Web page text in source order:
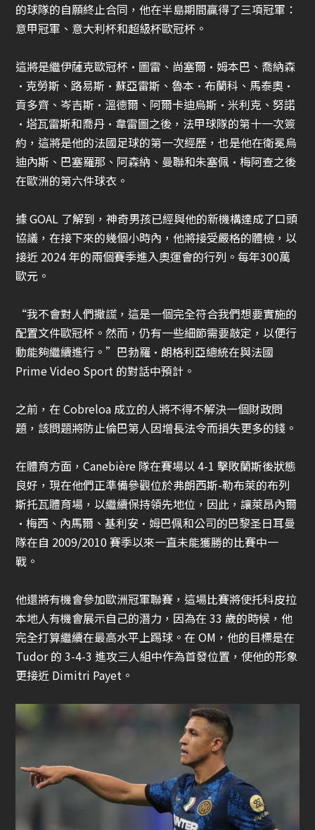
的球隊的自願終止合同，他在半島期間贏得了三項冠軍：
意甲冠軍、意大利杯和超級杯歐冠杯 。
這將是繼伊薩克歐冠杯 ·圖雷、尚塞爾·姆本巴、喬納森
·克勞斯、路易斯·蘇亞雷斯、魯本·布蘭科、馬泰奧·
貢多齊、岑吉斯·溫德爾、阿爾卡迪烏斯·米利克、努諾
·塔瓦雷斯和喬丹·韋雷圖之後，法甲球隊的第十一次簽
約，這將是他的法國足球的第一次經歷，也是他在衛冕烏
迪內斯、巴塞羅那、阿森納、曼聯和朱塞佩·梅阿查之後
在歐洲的第六件球衣。
據 GOAL 了解到，神奇男孩已經與他的新機構達成了口頭
協議，在接下來的幾個小時內，他將接受嚴格的體檢，以
接近 2024 年的兩個賽季進入奧運會的行列。每年300萬
歐元。
“我不會對人們撒謊，這是一個完全符合我們想要實施的
配置文件歐冠杯 。然而，仍有一些細節需要敲定，以便行
動能夠繼續進行。”巴勃羅·朗格利亞總統在與法國
Prime Video Sport 的對話中預計。
之前，在 Cobreloa 成立的人將不得不解決一個財政問
題，該問題將防止倫巴第人因增長法令而損失更多的錢。
在體育方面，Canebière 隊在賽場以 4-1 擊敗蘭斯後狀態
良好，現在他們正準備參觀位於弗朗西斯-勒布萊的布列
斯托瓦體育場，以繼續保持領先地位，因此，讓萊昂內爾
·梅西、內馬爾、基利安·姆巴佩和公司的巴黎圣日耳曼
隊在自 2009/2010 賽季以來一直未能獲勝的比賽中一
戰。
他還將有機會參加歐洲冠軍聯賽，這場比賽將使托科皮拉
本地人有機會展示自己的潛力，因為在 33 歲的時候，他
完全打算繼續在最高水平上踢球。在 OM，他的目標是在
Tudor 的 3-4-3 進攻三人組中作為首發位置，使他的形象
更接近 Dimitri Payet。